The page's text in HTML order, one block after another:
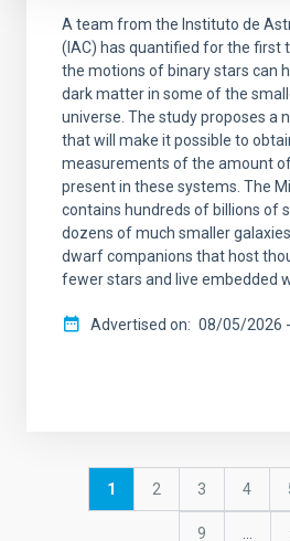
A team from the Instituto de
(IAC) has quantified for the first
the motions of binary stars can
dark matter in some of the
universe. The study proposes a
that will make it possible to
measurements of the amount
present in these systems. The
contains hundreds of billions of
dozens of much smaller
dwarf companions that host
fewer stars and live embedded
Advertised on 08/05/2026
Current
1 Page
2 Page
3 Page
4
Page
9